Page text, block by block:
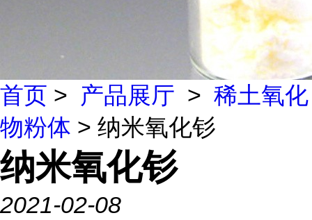
首页 > 产品展厅 > 稀土氧化
物粉体 > 纳米氧化钐
纳米氧化钐
2021-02-08